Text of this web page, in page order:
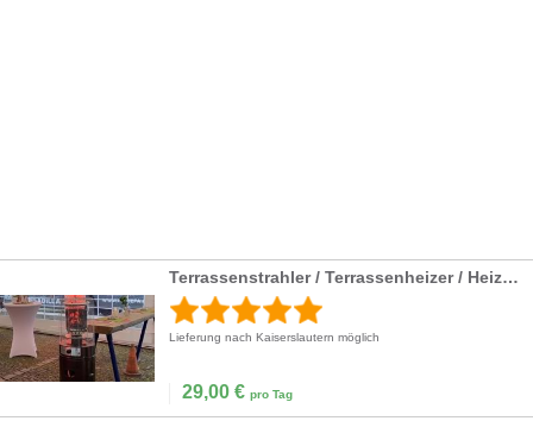
Terrassenstrahler / Terrassenheizer / Heizpilz 12 KW
Lieferung nach Kaiserslautern möglich
29,00 € pro Tag